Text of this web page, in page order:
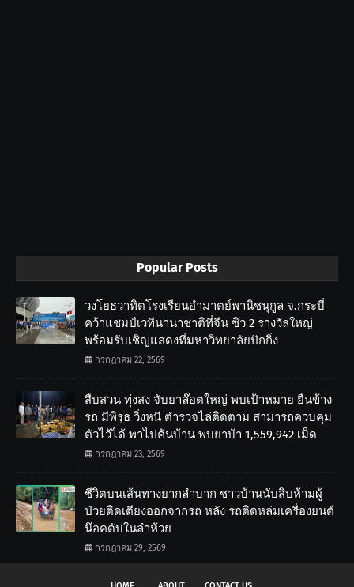
Popular Posts
วงโยธวาทิตโรงเรียนอำมาตย์พานิชนุกูล จ.กระบี่
คว้าแชมป์เวทีนานาชาติที่จีน ซิว 2 รางวัลใหญ่
พร้อมรับเชิญแสดงที่มหาวิทยาลัยปักกิ่ง
กรกฎาคม 22, 2569
สืบสวน ทุ่งสง จับยาล๊อตใหญ่ พบเป้าหมาย ยืนข้าง
รถ มีพิรุธ วิ่งหนี ตำรวจไล่ติดตาม สามารถควบคุม
ตัวไว้ได้ พาไปค้นบ้าน พบยาบ้า 1,559,942 เม็ด
กรกฎาคม 23, 2569
ชีวิตบนเส้นทางยากลำบาก ชาวบ้านนับสิบห้ามผู้
ป่วยติดเตียงออกจากรถ หลัง รถติดหล่มเครื่องยนต์
น๊อคดับในลำห้วย
กรกฎาคม 29, 2569